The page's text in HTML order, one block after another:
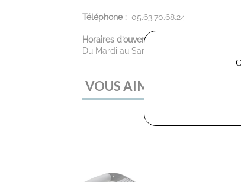
Téléphone : 05.63.70.68.24
Horaires d’ouverture :
Du Mardi au Samedi : 9:30 - 12:00 / 14:00
VOUS AIMEREZ AUSSI